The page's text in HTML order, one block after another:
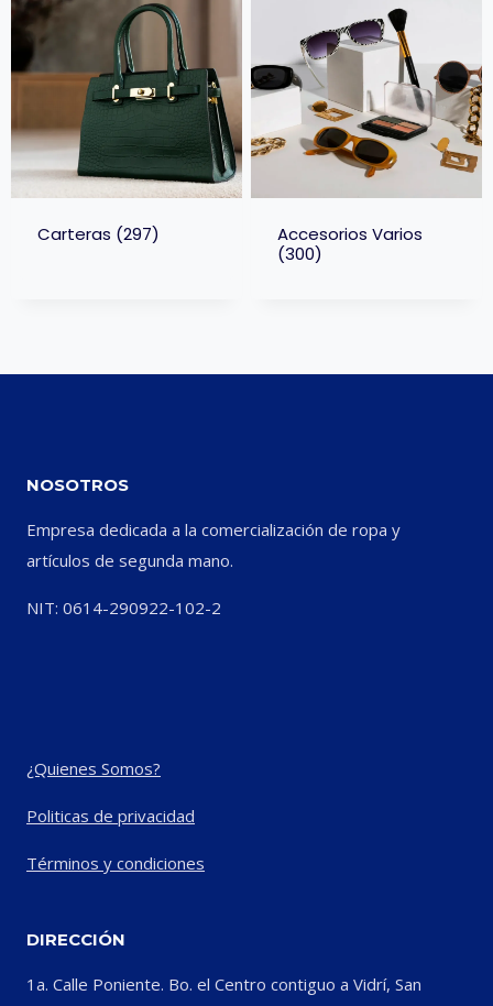
Carteras (297)
Accesorios Varios
(300)
NOSOTROS
Empresa dedicada a la comercialización de ropa y
artículos de segunda mano.
NIT: 0614-290922-102-2
¿Quienes Somos?
Politicas de privacidad
Términos y condiciones
DIRECCIÓN
1a. Calle Poniente. Bo. el Centro contiguo a Vidrí, San